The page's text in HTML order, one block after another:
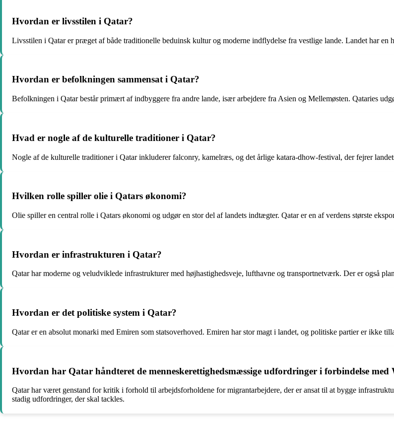
Hvordan er livsstilen i Qatar?
Livsstilen i Qatar er præget af både traditionelle beduinsk kultur og moderne indflydelse fra vestlige lande. Landet har en
Hvordan er befolkningen sammensat i Qatar?
Befolkningen i Qatar består primært af indbyggere fra andre lande, især arbejdere fra Asien og Mellemøsten. Qataries
Hvad er nogle af de kulturelle traditioner i Qatar?
Nogle af de kulturelle traditioner i Qatar inkluderer falconry, kamelræs, og det årlige katara-dhow-festival, der fejrer
Hvilken rolle spiller olie i Qatars økonomi?
Olie spiller en central rolle i Qatars økonomi og udgør en stor del af landets indtægter. Qatar er en af verdens største
Hvordan er infrastrukturen i Qatar?
Qatar har moderne og veludviklede infrastrukturer med højhastighedsveje, lufthavne og transportnetværk. Der er også
Hvordan er det politiske system i Qatar?
Qatar er en absolut monarki med Emiren som statsoverhoved. Emiren har stor magt i landet, og politiske partier er ikke
Hvordan har Qatar håndteret de menneskerettighedsmæssige udfordringer i forbindelse med
Qatar har været genstand for kritik i forhold til arbejdsforholdene for migrantarbejdere, der er ansat til at bygge
stadig udfordringer, der skal tackles.